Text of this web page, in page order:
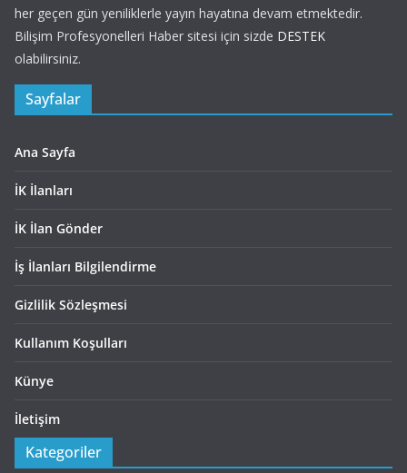
her geçen gün yeniliklerle yayın hayatına devam etmektedir.
Bilişim Profesyonelleri Haber sitesi için sizde DESTEK
olabilirsiniz.
Sayfalar
Ana Sayfa
İK İlanları
İK İlan Gönder
İş İlanları Bilgilendirme
Gizlilik Sözleşmesi
Kullanım Koşulları
Künye
İletişim
Kategoriler